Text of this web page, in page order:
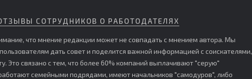
СОТРУДНИКОВ О РАБОТОДАТЕЛЯХ
что мнение редакции может не совпадать с мнением автора. Мы
дать совет и поделится важной информацией с соискателями,
Это связано с тем, что более 60% компаний выплачивают "серую"
семейными подрядами, имеют начальников "самодуров", либо